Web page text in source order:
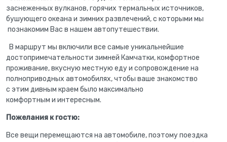
заснеженных вулканов, горячих термальных источников,
бушующего океана и зимних развлечений, с которыми мы
познакомим Вас в нашем автопутешествии.
В маршрут мы включили все самые уникальнейшие
достопримечательности зимней Камчатки, комфортное
проживание, вкусную местную еду и сопровождение на
полноприводных автомобилях, чтобы ваше знакомство
с этим дивным краем было максимально
комфортным и интересным.
Пожелания к гостю:
Все вещи перемещаются на автомобиле, поэтому поездка